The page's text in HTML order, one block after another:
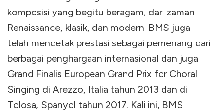
komposisi yang begitu beragam, dari zaman
Renaissance, klasik, dan modern. BMS juga
telah mencetak prestasi sebagai pemenang dari
berbagai penghargaan internasional dan juga
Grand Finalis European Grand Prix for Choral
Singing di Arezzo, Italia tahun 2013 dan di
Tolosa, Spanyol tahun 2017. Kali ini, BMS